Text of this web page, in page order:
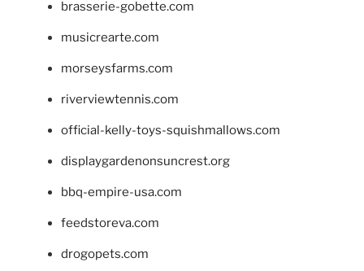
brasserie-gobette.com
musicrearte.com
morseysfarms.com
riverviewtennis.com
official-kelly-toys-squishmallows.com
displaygardenonsuncrest.org
bbq-empire-usa.com
feedstoreva.com
drogopets.com